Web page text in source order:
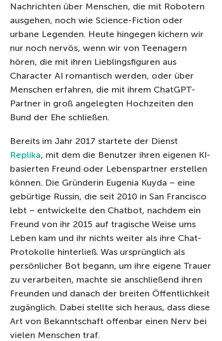
Nachrichten über Menschen, die mit Robotern
ausgehen, noch wie Science-Fiction oder
urbane Legenden. Heute hingegen kichern wir
nur noch nervös, wenn wir von Teenagern
hören, die mit ihren Lieblingsfiguren aus
Character AI romantisch werden, oder über
Menschen erfahren, die mit ihrem ChatGPT-
Partner in groß angelegten Hochzeiten den
Bund der Ehe schließen.
Bereits im Jahr 2017 startete der Dienst
Replika, mit dem die Benutzer ihren eigenen KI-
basierten Freund oder Lebenspartner erstellen
können. Die Gründerin Eugenia Kuyda – eine
gebürtige Russin, die seit 2010 in San Francisco
lebt – entwickelte den Chatbot, nachdem ein
Freund von ihr 2015 auf tragische Weise ums
Leben kam und ihr nichts weiter als ihre Chat-
Protokolle hinterließ. Was ursprünglich als
persönlicher Bot begann, um ihre eigene Trauer
zu verarbeiten, machte sie anschließend ihren
Freunden und danach der breiten Öffentlichkeit
zugänglich. Dabei stellte sich heraus, dass diese
Art von Bekanntschaft offenbar einen Nerv bei
vielen Menschen traf.